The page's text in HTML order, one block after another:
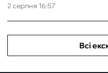
2 серпня 16:57
Всі